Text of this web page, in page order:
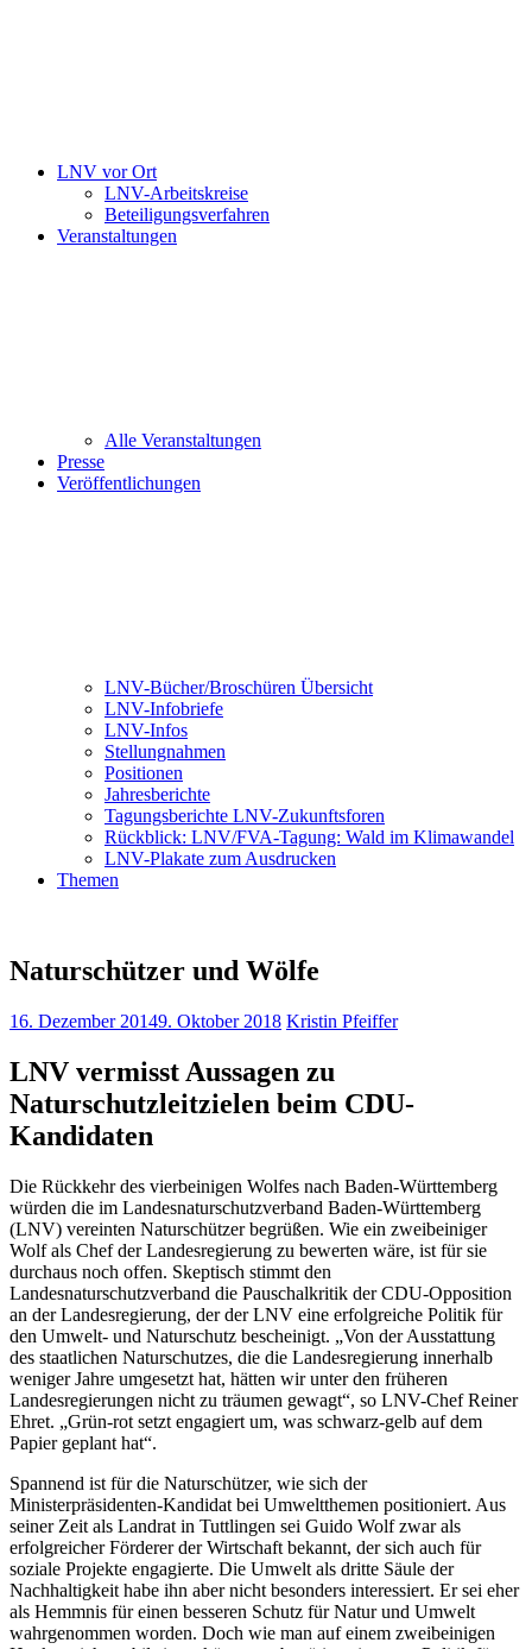
LNV vor Ort
LNV-Arbeitskreise
Beteiligungsverfahren
Veranstaltungen
Alle Veranstaltungen
Presse
Veröffentlichungen
LNV-Bücher/Broschüren Übersicht
LNV-Infobriefe
LNV-Infos
Stellungnahmen
Positionen
Jahresberichte
Tagungsberichte LNV-Zukunftsforen
Rückblick: LNV/FVA-Tagung: Wald im Klimawandel
LNV-Plakate zum Ausdrucken
Themen
Naturschützer und Wölfe
16. Dezember 20149. Oktober 2018 Kristin Pfeiffer
LNV vermisst Aussagen zu
Naturschutzleitzielen beim CDU-
Kandidaten
Die Rückkehr des vierbeinigen Wolfes nach Baden-Württemberg
würden die im Landesnaturschutzverband Baden-Württemberg
(LNV) vereinten Naturschützer begrüßen. Wie ein zweibeiniger
Wolf als Chef der Landesregierung zu bewerten wäre, ist für sie
durchaus noch offen. Skeptisch stimmt den
Landesnaturschutzverband die Pauschalkritik der CDU-Opposition
an der Landesregierung, der der LNV eine erfolgreiche Politik für
den Umwelt- und Naturschutz bescheinigt. „Von der Ausstattung
des staatlichen Naturschutzes, die die Landesregierung innerhalb
weniger Jahre umgesetzt hat, hätten wir unter den früheren
Landesregierungen nicht zu träumen gewagt“, so LNV-Chef Reiner
Ehret. „Grün-rot setzt engagiert um, was schwarz-gelb auf dem
Papier geplant hat“.
Spannend ist für die Naturschützer, wie sich der
Ministerpräsidenten-Kandidat bei Umweltthemen positioniert. Aus
seiner Zeit als Landrat in Tuttlingen sei Guido Wolf zwar als
erfolgreicher Förderer der Wirtschaft bekannt, der sich auch für
soziale Projekte engagierte. Die Umwelt als dritte Säule der
Nachhaltigkeit habe ihn aber nicht besonders interessiert. Er sei eher
als Hemmnis für einen besseren Schutz für Natur und Umwelt
wahrgenommen worden. Doch wie man auf einem zweibeinigen